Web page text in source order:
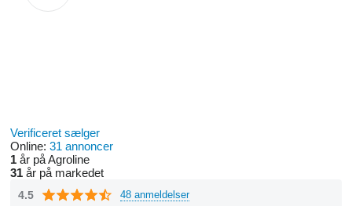
• Smart farming solutions
We proudly represent industry-leading agricultural brands,
including:FENDT, LEMKEN, RAUCH, DAMMANN, JOSKIN,
KRAMPE, TRIOLIET, PRINOTH, HORIZON, AFT, HUMUS.
Verificeret sælger
Online: 31 annoncer
1 år på Agroline
31 år på markedet
4.5 48 anmeldelser